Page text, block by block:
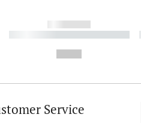
------------
----------- ----------- ----------
Service